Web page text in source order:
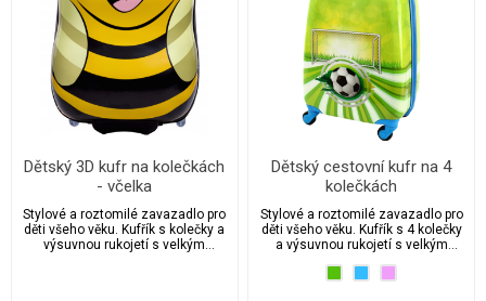
Dětský 3D kufr na kolečkách
- včelka
Stylové a roztomilé zavazadlo pro
děti všeho věku. Kufřík s kolečky a
výsuvnou rukojetí s velkým
Dětský cestovní kufr na 4
kolečkách
Stylové a roztomilé zavazadlo pro
děti všeho věku. Kufřík s 4 kolečky
a výsuvnou rukojetí s velkým